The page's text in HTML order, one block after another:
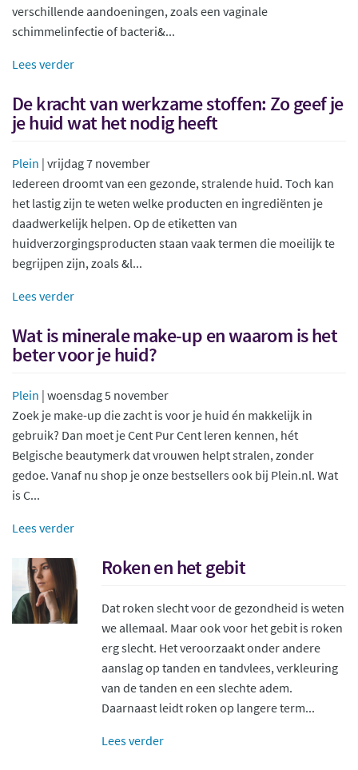
verschillende aandoeningen, zoals een vaginale
schimmelinfectie of bacteri&...
Lees verder
De kracht van werkzame stoffen: Zo geef je
je huid wat het nodig heeft
Plein | vrijdag 7 november
Iedereen droomt van een gezonde, stralende huid. Toch kan
het lastig zijn te weten welke producten en ingrediënten je
daadwerkelijk helpen. Op de etiketten van
huidverzorgingsproducten staan vaak termen die moeilijk te
begrijpen zijn, zoals &l...
Lees verder
Wat is minerale make-up en waarom is het
beter voor je huid?
Plein | woensdag 5 november
Zoek je make-up die zacht is voor je huid én makkelijk in
gebruik? Dan moet je Cent Pur Cent leren kennen, hét
Belgische beautymerk dat vrouwen helpt stralen, zonder
gedoe. Vanaf nu shop je onze bestsellers ook bij Plein.nl. Wat
is C...
Lees verder
Roken en het gebit
Dat roken slecht voor de gezondheid is weten
we allemaal. Maar ook voor het gebit is roken
erg slecht. Het veroorzaakt onder andere
aanslag op tanden en tandvlees, verkleuring
van de tanden en een slechte adem.
Daarnaast leidt roken op langere term...
Lees verder